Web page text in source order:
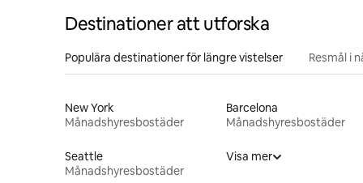
Destinationer att utforska
Populära destinationer för längre vistelser Resmål i
New York
Månadshyresbostäder
Barcelona
Månadshyresbostäder
Seattle
Månadshyresbostäder
Visa mer